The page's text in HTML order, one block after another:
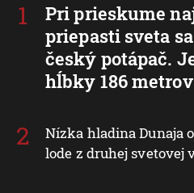
Pri prieskume
priepasti sveta
český potápač.
hĺbky 186 metrov
Nízka hladina Dunaja
lode z druhej svetovej